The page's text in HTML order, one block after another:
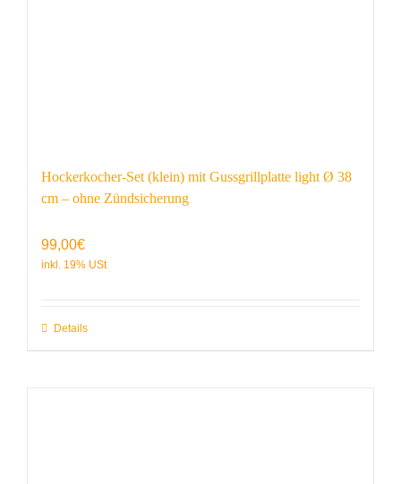
Hockerkocher-Set (klein) mit Gussgrillplatte light Ø 38
cm – ohne Zündsicherung
99,00€
Details